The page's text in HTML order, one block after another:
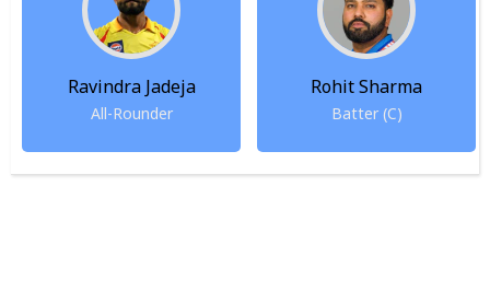
Ravindra Jadeja
All-Rounder
Rohit Sharma
Batter (C)